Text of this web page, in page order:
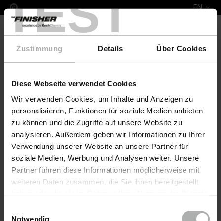
TEST
Zustimmung Details Über Cookies
Diese Webseite verwendet Cookies
Wir verwenden Cookies, um Inhalte und Anzeigen zu
personalisieren, Funktionen für soziale Medien anbieten
zu können und die Zugriffe auf unsere Website zu
analysieren. Außerdem geben wir Informationen zu Ihrer
Verwendung unserer Website an unsere Partner für
soziale Medien, Werbung und Analysen weiter. Unsere
Partner führen diese Informationen möglicherweise mit
weiteren Daten zusammen, die Sie ihnen bereitgestellt
Einstellungen zu den Cookies finden Sie unter
Notwendig
EN
COLOURLOCK Leather Fresh 1 L Honda